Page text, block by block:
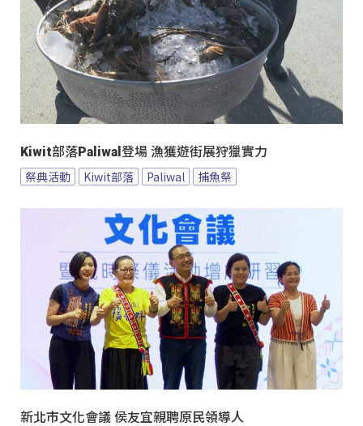
Kiwit部落Paliwal登場 漁獲遊街展狩獵實力
祭典活動 Kiwit部落 Paliwal 捕魚祭
新北市文化會議 侯友宜親聘原民領導人